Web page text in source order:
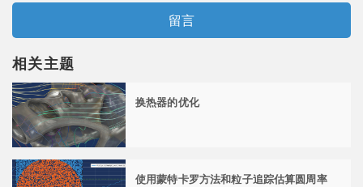
留言
相关主题
换热器的优化
使用蒙特卡罗方法和粒子追踪估算圆周率